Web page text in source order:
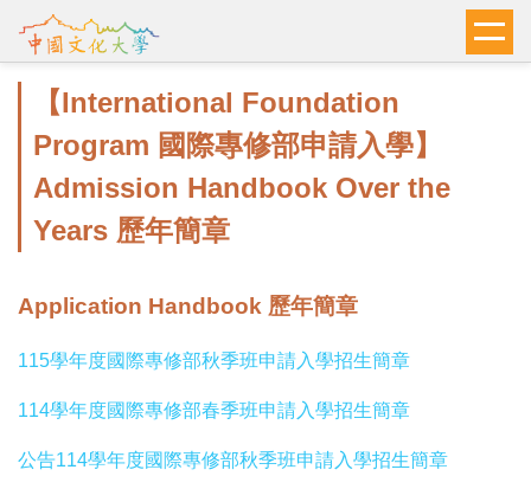
到
【International Foundation
Program 國際專修部申請入學】
Admission Handbook Over the
Years 歷年簡章
Application Handbook 歷年簡章
115學年度國際專修部秋季班申請入學招生簡章
114學年度國際專修部春季班申請入學招生簡章
公告114學年度國際專修部秋季班申請入學招生簡章